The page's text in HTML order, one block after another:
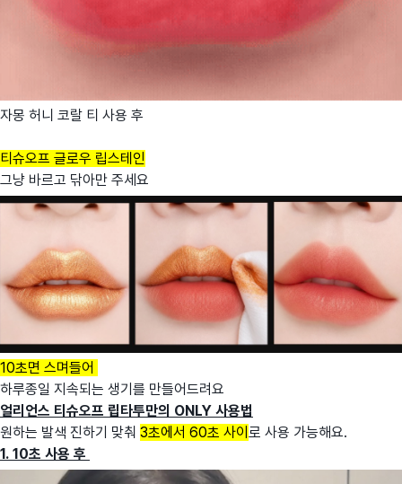
자몽 허니 코랄 티 사용 후
티슈오프 글로우 립스테인
그냥 바르고 닦아만 주세요
10초면 스며들어
하루종일 지속되는 생기를 만들어드려요
얼리언스 티슈오프 립타투만의 ONLY 사용법
원하는 발색 진하기 맞춰 3초에서 60초 사이 로 사용 가능해요.
1. 10초 사용 후